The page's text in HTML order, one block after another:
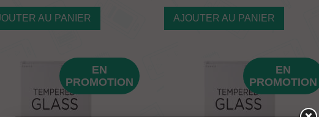
AU PANIER AJOUTER AU PANIER
EN
PROMOTION
EN
PROMOTION